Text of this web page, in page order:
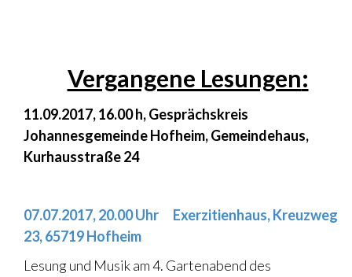
Vergangene Lesungen:
11.09.2017, 16.00 h, Gesprächskreis
Johannesgemeinde Hofheim, Gemeindehaus,
Kurhausstraße 24
07.07.2017, 20.00 Uhr Exerzitienhaus, Kreuzweg
23, 65719 Hofheim
Lesung und Musik am 4. Gartenabend des